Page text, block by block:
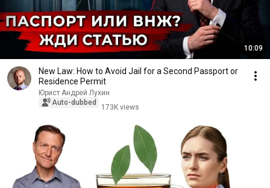
10:09
New Law: How to Avoid Jail for a Second Passport or
Residence Permit
Юрист Андрей Лухин
Auto-dubbed
173K views